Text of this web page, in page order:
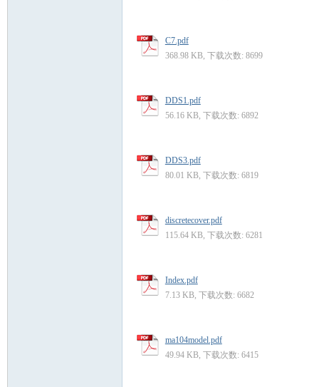
C7.pdf
368.98 KB, 下载次数: 8699
DDS1.pdf
56.16 KB, 下载次数: 6892
DDS3.pdf
80.01 KB, 下载次数: 6819
discretecover.pdf
115.64 KB, 下载次数: 6281
Index.pdf
7.13 KB, 下载次数: 6682
ma104model.pdf
49.94 KB, 下载次数: 6415